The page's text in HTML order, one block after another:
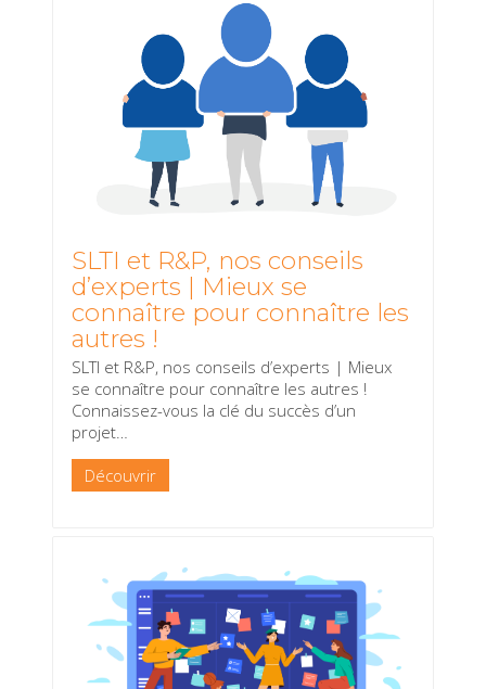
SLTI et R&P, nos conseils
d’experts | Mieux se
connaître pour connaître les
autres !
SLTI et R&P, nos conseils d’experts | Mieux
se connaître pour connaître les autres !
Connaissez-vous la clé du succès d’un
projet
Découvrir